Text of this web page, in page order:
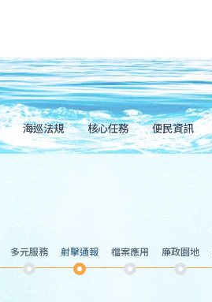
海巡法規 核心任務 便民資訊
多元服務 射擊通報 檔案應用 廉政園地